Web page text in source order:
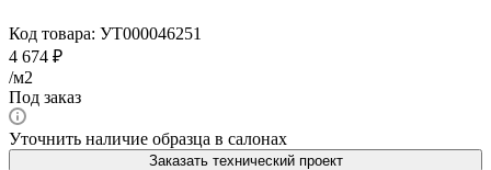
Код товара: УТ000046251
4 674 ₽
/м2
Под заказ
Уточнить наличие образца в салонах
Заказать технический проект